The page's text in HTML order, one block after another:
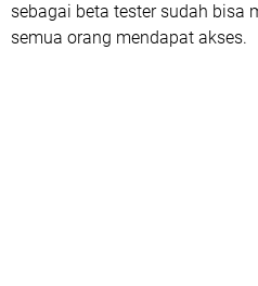
sebagai beta tester sudah bisa
semua orang mendapat akses.